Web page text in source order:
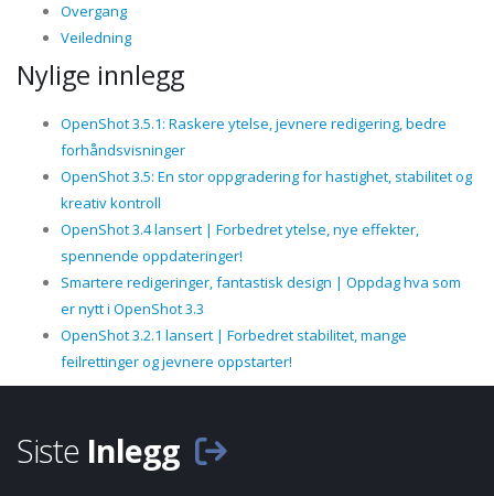
Overgang
Veiledning
Nylige innlegg
OpenShot 3.5.1: Raskere ytelse, jevnere redigering, bedre
forhåndsvisninger
OpenShot 3.5: En stor oppgradering for hastighet, stabilitet og
kreativ kontroll
OpenShot 3.4 lansert | Forbedret ytelse, nye effekter,
spennende oppdateringer!
Smartere redigeringer, fantastisk design | Oppdag hva som
er nytt i OpenShot 3.3
OpenShot 3.2.1 lansert | Forbedret stabilitet, mange
feilrettinger og jevnere oppstarter!
Siste Inlegg